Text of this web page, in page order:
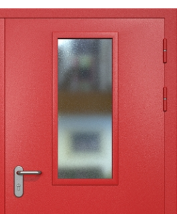
Полуторные двери ei-60(204)
Двупольные двери ei-60
Глухие двери ei-60
Остекленные двери ei-60
Светопозрачные двери с
Двери с отделкой МДФ ei-60
Двери антипаника ei-60
Дымогазонепрницаемые двери eis-
Двери ei-60 с отбойником
Двери ei-60 для медицинских
Двери ei-60 для производственных